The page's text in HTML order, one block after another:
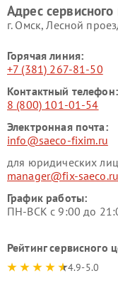
Адрес сервисного
г. Омск, ​Лесной
Горячая линия:
+7 (381) 267-81-50
Контактный телефон:
8 (800) 101-01-54
Электронная почта:
info@saeco-fixim.ru
для юридических лиц
manager@fix-saeco.ru
График работы:
ПН-ВСК с 9:00 до
Рейтинг сервисного
4.9-5.0